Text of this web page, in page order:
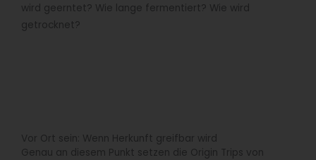
wird geerntet? Wie lange fermentiert? Wie wird
getrocknet?
Vor Ort sein: Wenn Herkunft greifbar wird
Genau an diesem Punkt setzen die Origin Trips von